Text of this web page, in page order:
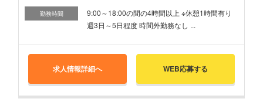
勤務時間
9:00～18:00の間の4時間以上 ※休憩1時間有り
週3日～5日程度 時間外勤務なし ...
求人情報詳細へ WEB応募する